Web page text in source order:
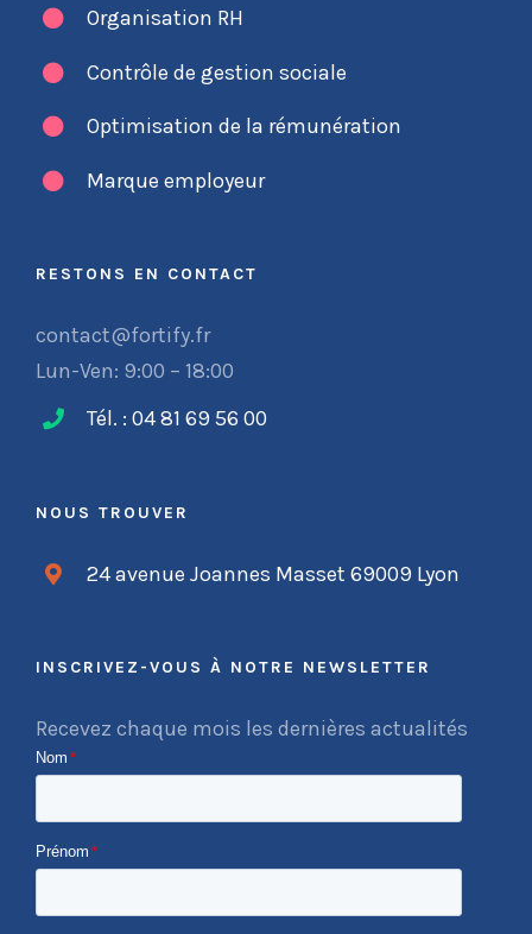
Organisation RH
Contrôle de gestion sociale
Optimisation de la rémunération
Marque employeur
RESTONS EN CONTACT
contact@fortify.fr
Lun-Ven: 9:00 – 18:00
Tél. : 04 81 69 56 00
NOUS TROUVER
24 avenue Joannes Masset 69009 Lyon
INSCRIVEZ-VOUS À NOTRE NEWSLETTER
Recevez chaque mois les dernières actualités
Nom *
Prénom *